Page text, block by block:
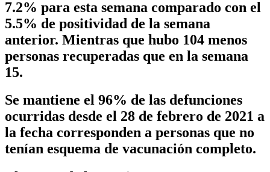
7.2% para esta semana comparado con el
5.5% de positividad de la semana
anterior. Mientras que hubo 104 menos
personas recuperadas que en la semana
15.
Se mantiene el 96% de las defunciones
ocurridas desde el 28 de febrero de 2021 a
la fecha corresponden a personas que no
tenían esquema de vacunación completo.